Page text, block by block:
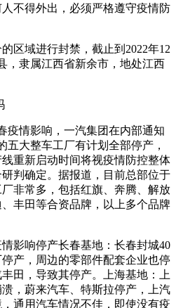
不得外出，必须严格遵守疫情防
区域进行封禁，截止到2022年12
，隶属江西省新余市，地处江西
疫情影响，一汽集团在内部通知
五大整车工厂有计划全部停产，
重新启动时间将视疫情防控整体
判确定。据报道，目前总部位于
非常多，包括红旗、奔腾、解放
丰田等合资品牌，以上多个品牌
影响停产长春基地：长春封城40
产，周边的零部件配套企业也停
田，导致其停产。上海基地：上
，蔚来汽车、特斯拉停产，上汽
通用汽车情况不佳，即使没有疫